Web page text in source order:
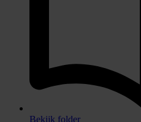
Bekijk folder